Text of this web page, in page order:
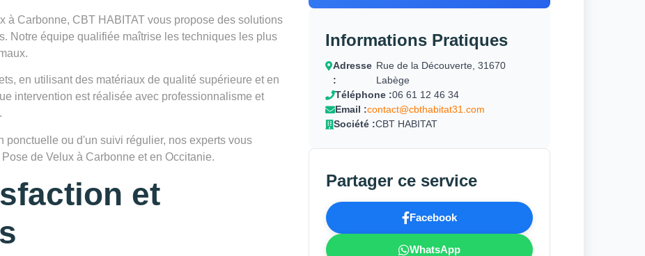
à Carbonne, CBT HABITAT vous propose des solutions
Notre équipe qualifiée maîtrise les techniques les plus
en utilisant des matériaux de qualité supérieure et en
intervention est réalisée avec professionnalisme et
ponctuelle ou d'un suivi régulier, nos experts vous
de Velux à Carbonne et en Occitanie.
et
Informations Pratiques
Adresse
:
Rue de la Découverte, 31670
Labège
Téléphone :06 61 12 46 34
Email :contact@cbthabitat31.com
Société :CBT HABITAT
Partager ce service
Facebook
WhatsApp